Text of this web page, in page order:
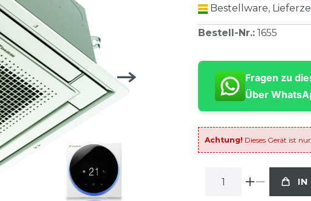
Bestellware,
Bestell-Nr.: 1655
Fragen zu
Über
Achtung! Dieses Gerät ist
IN